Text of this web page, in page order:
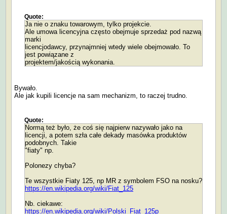
Quote:
Ja nie o znaku towarowym, tylko projekcie.
Ale umowa licencyjna często obejmuje sprzedaż pod nazwą
marki
licencjodawcy, przynajmniej wtedy wiele obejmowało. To
jest powiązane z
projektem/jakością wykonania.
Bywało.
Ale jak kupili licencje na sam mechanizm, to raczej trudno.
Quote:
Normą też było, że coś się najpierw nazywało jako na
licencji, a potem szła całe dekady masówka produktów
podobnych. Takie
"fiaty" np.
Polonezy chyba?
Te wszystkie Fiaty 125, np MR z symbolem FSO na nosku?
https://en.wikipedia.org/wiki/Fiat_125
Nb. ciekawe:
https://en.wikipedia.org/wiki/Polski_Fiat_125p